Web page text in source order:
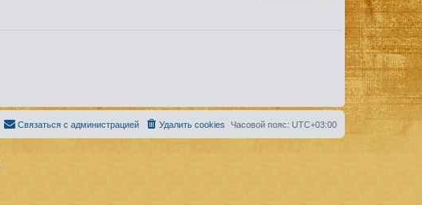
Часовой пояс: UTC+03:00
Удалить cookies
Связаться с администрацией